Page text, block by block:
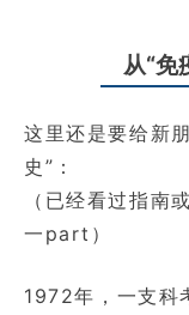
从“免
这里还是要给新
史”：
（已经看过指南
一part）
1972年，一支科